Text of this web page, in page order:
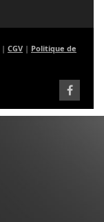
| CGV | Politique de